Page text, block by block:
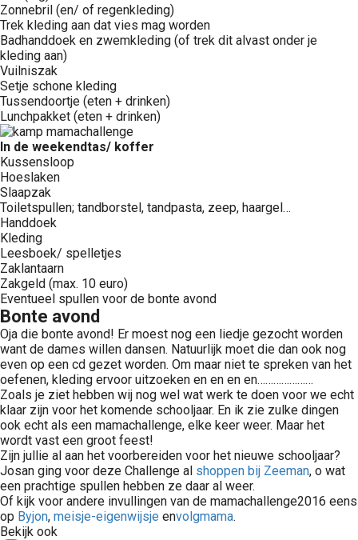
Zonnebril (en/ of regenkleding)
Trek kleding aan dat vies mag worden
Badhanddoek en zwemkleding (of trek dit alvast onder je
kleding aan)
Vuilniszak
Setje schone kleding
Tussendoortje (eten + drinken)
Lunchpakket (eten + drinken)
In de weekendtas/ koffer
Kussensloop
Hoeslaken
Slaapzak
Toiletspullen; tandborstel, tandpasta, zeep, haargel…
Handdoek
Kleding
Leesboek/ spelletjes
Zaklantaarn
Zakgeld (max. 10 euro)
Eventueel spullen voor de bonte avond
Bonte avond
Oja die bonte avond! Er moest nog een liedje gezocht worden
want de dames willen dansen. Natuurlijk moet die dan ook nog
even op een cd gezet worden. Om maar niet te spreken van het
oefenen, kleding ervoor uitzoeken en en en en…………………
Zoals je ziet hebben wij nog wel wat werk te doen voor we echt
klaar zijn voor het komende schooljaar. En ik zie zulke dingen
ook echt als een mamachallenge, elke keer weer. Maar het
wordt vast een groot feest!
Zijn jullie al aan het voorbereiden voor het nieuwe schooljaar?
Josan ging voor deze Challenge al shoppen bij Zeeman, o wat
een prachtige spullen hebben ze daar al weer.
Of kijk voor andere invullingen van de mamachallenge2016 eens
op Byjon, meisje-eigenwijsje envolgmama.
Bekijk ook